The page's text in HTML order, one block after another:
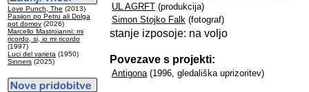
Love Punch, The (2013)
Pasijon po Petru ali Dolga
pot domov (2026)
Marcello Mastroianni: mi
ricordo, si, io mi ricordo
(1997)
Luci del varieta (1950)
Sinners (2025)
UL AGRFT (produkcija)
Simon Stojko Falk (fotograf)
stanje izposoje: na voljo
Povezave s projekti:
Antigona(1996, gledališka uprizoritev)